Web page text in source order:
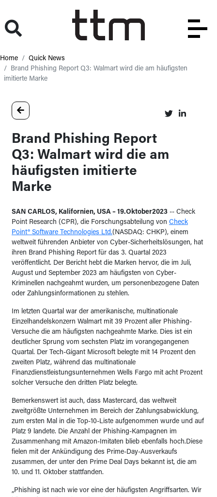
Home
Quick News
Brand Phishing Report Q3: Walmart wird die am häufigsten
imitierte Marke
Brand Phishing Report
Q3: Walmart wird die am
häufigsten imitierte
Marke
SAN CARLOS, Kalifornien, USA – 19.Oktober2023 -- Check
Point Research (CPR), die Forschungsabteilung von Check
Point® Software Technologies Ltd.(NASDAQ: CHKP), einem
weltweit führenden Anbieter von Cyber-Sicherheitslösungen, hat
ihren Brand Phishing Report für das 3. Quartal 2023
veröffentlicht. Der Bericht hebt die Marken hervor, die im Juli,
August und September 2023 am häufigsten von Cyber-
Kriminellen nachgeahmt wurden, um personenbezogene Daten
oder Zahlungsinformationen zu stehlen.
Im letzten Quartal war der amerikanische, multinationale
Einzelhandelskonzern Walmart mit 39 Prozent aller Phishing-
Versuche die am häufigsten nachgeahmte Marke. Dies ist ein
deutlicher Sprung vom sechsten Platz im vorangegangenen
Quartal. Der Tech-Gigant Microsoft belegte mit 14 Prozent den
zweiten Platz, während das multinationale
Finanzdienstleistungsunternehmen Wells Fargo mit acht Prozent
solcher Versuche den dritten Platz belegte.
Bemerkenswert ist auch, dass Mastercard, das weltweit
zweitgrößte Unternehmen im Bereich der Zahlungsabwicklung,
zum ersten Mal in die Top-10-Liste aufgenommen wurde und auf
Platz 9 landete. Die Anzahl der Phishing-Kampagnen im
Zusammenhang mit Amazon-Imitaten blieb ebenfalls hoch.Diese
fielen mit der Ankündigung des Prime-Day-Ausverkaufs
zusammen, der unter den Prime Deal Days bekannt ist, die am
10. und 11. Oktober stattfanden.
„Phishing ist nach wie vor eine der häufigsten Angriffsarten. Wir